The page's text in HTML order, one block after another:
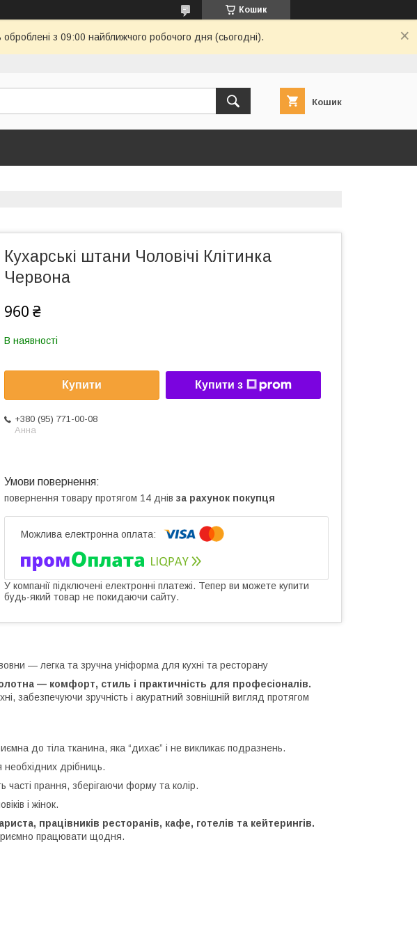
Кошик
з 09:00 найближчого робочого дня (сьогодні).
Кошик
Кухарські штани Чоловічі Клітинка
Червона
960 ₴
В наявності
Купити Купити з
+380 (95) 771-00-08
Анна
повернення товару протягом 14 днів за рахунок покупця
У компанії підключені електронні платежі. Тепер ви можете купити
будь-який товар не покидаючи сайту.
— легка та зручна уніформа для кухні та ресторану
— комфорт, стиль і практичність для професіоналів.
забезпечуючи зручність і акуратний зовнішній вигляд протягом
до тіла тканина, яка “дихає” і не викликає подразнень.
дрібниць.
часті прання, зберігаючи форму та колір.
і жінок.
працівників ресторанів, кафе, готелів та кейтерингів.
працювати щодня.